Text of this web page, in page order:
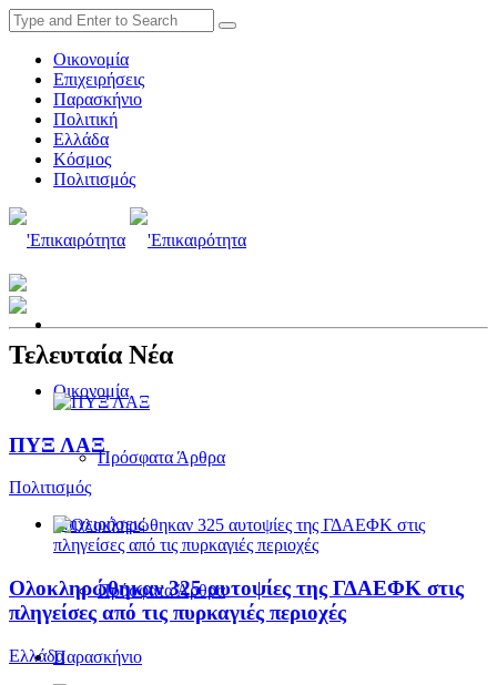
Οικονομία
Επιχειρήσεις
Παρασκήνιο
Πολιτική
Ελλάδα
Κόσμος
Πολιτισμός
Οικονομία
Πρόσφατα Άρθρα
Επιχειρήσεις
Πρόσφατα Άρθρα
Παρασκήνιο
Τελευταία Νέα
ΠΥΞ ΛΑΞ
Πολιτισμός
Ολοκληρώθηκαν 325 αυτοψίες της ΓΔΑΕΦΚ στις
πληγείσες από τις πυρκαγιές περιοχές
Ελλάδα